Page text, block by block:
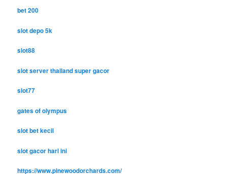
bet 200
slot depo 5k
slot88
slot server thailand super gacor
slot77
gates of olympus
slot bet kecil
slot gacor hari ini
https://www.pinewoodorchards.com/